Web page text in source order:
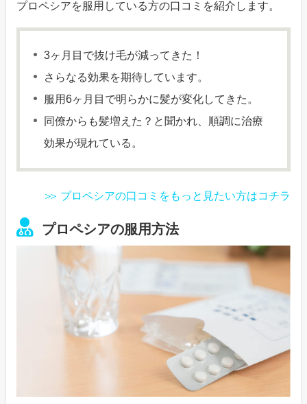
プロペシアを服用している方の口コミを紹介します。
3ヶ月目で抜け毛が減ってきた！
さらなる効果を期待しています。
服用6ヶ月目で明らかに髪が変化してきた。
同僚からも髪増えた？と聞かれ、順調に治療
効果が現れている。
プロペシアの口コミをもっと見たい方はコチラ
プロペシアの服用方法